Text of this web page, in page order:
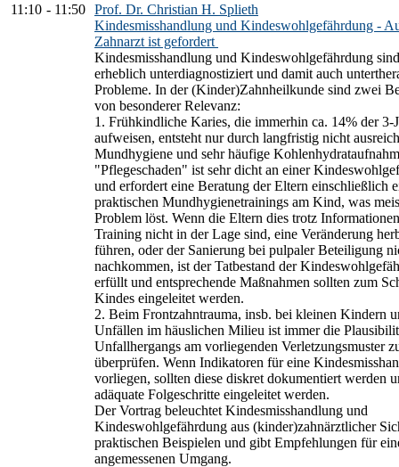
11:10 - 11:50 Prof. Dr. Christian H. Splieth
Kindesmisshandlung und Kindeswohlgefährdung -
Zahnarzt ist gefordert
Kindesmisshandlung und Kindeswohlgefährdung sind
erheblich unterdiagnostiziert und damit auch
Probleme. In der (Kinder)Zahnheilkunde sind zwei
von besonderer Relevanz:
1. Frühkindliche Karies, die immerhin ca. 14% der 3-
aufweisen, entsteht nur durch langfristig nicht
Mundhygiene und sehr häufige
"Pflegeschaden" ist sehr dicht an einer
und erfordert eine Beratung der Eltern einschließlich
praktischen Mundhygienetrainings am Kind, was
Problem löst. Wenn die Eltern dies trotz
Training nicht in der Lage sind, eine Veränderung
führen, oder der Sanierung bei pulpaler Beteiligung
nachkommen, ist der Tatbestand der
erfüllt und entsprechende Maßnahmen sollten zum
Kindes eingeleitet werden.
2. Beim Frontzahntrauma, insb. bei kleinen Kindern
Unfällen im häuslichen Milieu ist immer die
Unfallhergangs am vorliegenden Verletzungsmuster
überprüfen. Wenn Indikatoren für eine
vorliegen, sollten diese diskret dokumentiert werden
adäquate Folgeschritte eingeleitet werden.
Der Vortrag beleuchtet Kindesmisshandlung und
Kindeswohlgefährdung aus (kinder)zahnärztlicher
praktischen Beispielen und gibt Empfehlungen für
angemessenen Umgang.